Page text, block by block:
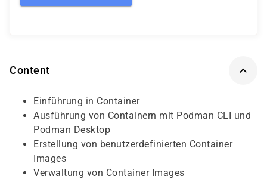
Content
Einführung in Container
Ausführung von Containern mit Podman CLI und
Podman Desktop
Erstellung von benutzerdefinierten Container
Images
Verwaltung von Container Images